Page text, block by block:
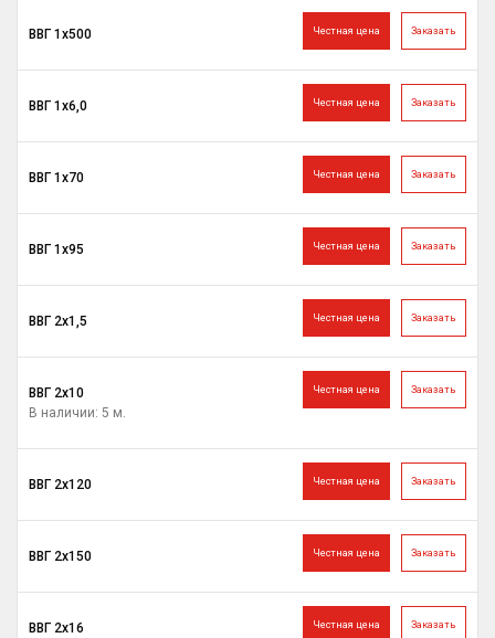
Заказать
Честная цена
ВВГ 1х500
Заказать
Честная цена
ВВГ 1х6,0
Заказать
Честная цена
ВВГ 1х70
Заказать
Честная цена
ВВГ 1х95
Заказать
Честная цена
ВВГ 2х1,5
Заказать
Честная цена
ВВГ 2х10
В наличии: 5 м.
Заказать
Честная цена
ВВГ 2х120
Заказать
Честная цена
ВВГ 2х150
Заказать
Честная цена
ВВГ 2х16